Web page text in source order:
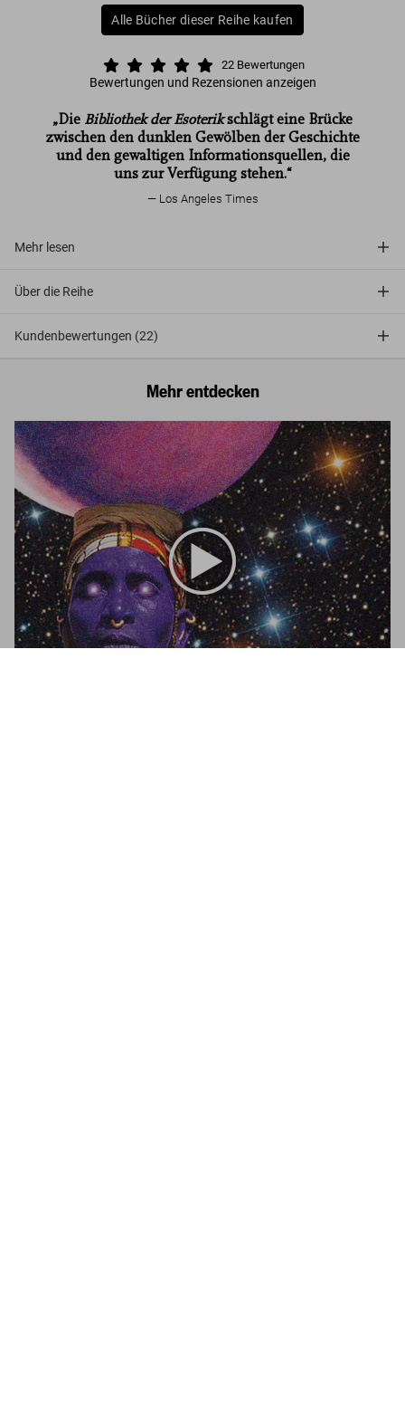
Alle Bücher dieser Reihe kaufen
22 Bewertungen
Bewertungen und Rezensionen anzeigen
„Die Bibliothek der Esoterikschlägt eine Brücke
zwischen den dunklen Gewölben der Geschichte
und den gewaltigen Informationsquellen, die
uns zur Verfügung stehen.“
Los Angeles Times
Mehr lesen
Über die Reihe
Kundenbewertungen (22)
Mehr entdecken